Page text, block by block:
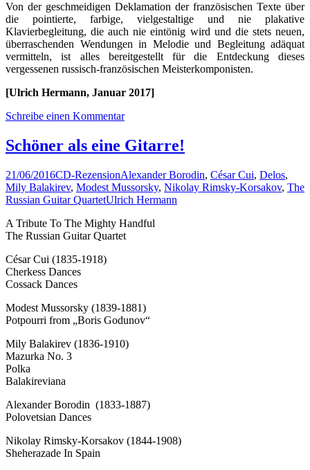
Von der geschmeidigen Deklamation der französischen Texte über
die pointierte, farbige, vielgestaltige und nie plakative
Klavierbegleitung, die auch nie eintönig wird und die stets neuen,
überraschenden Wendungen in Melodie und Begleitung adäquat
vermitteln, ist alles bereitgestellt für die Entdeckung dieses
vergessenen russisch-französischen Meisterkomponisten.
[Ulrich Hermann, Januar 2017]
Schreibe einen Kommentar
Schöner als eine Gitarre!
21/06/2016CD-RezensionAlexander Borodin, César Cui, Delos,
Mily Balakirev, Modest Mussorsky, Nikolay Rimsky-Korsakov, The
Russian Guitar QuartetUlrich Hermann
A Tribute To The Mighty Handful
The Russian Guitar Quartet
César Cui (1835-1918)
Cherkess Dances
Cossack Dances
Modest Mussorsky (1839-1881)
Potpourri from „Boris Godunov“
Mily Balakirev (1836-1910)
Mazurka No. 3
Polka
Balakireviana
Alexander Borodin (1833-1887)
Polovetsian Dances
Nikolay Rimsky-Korsakov (1844-1908)
Sheherazade In Spain